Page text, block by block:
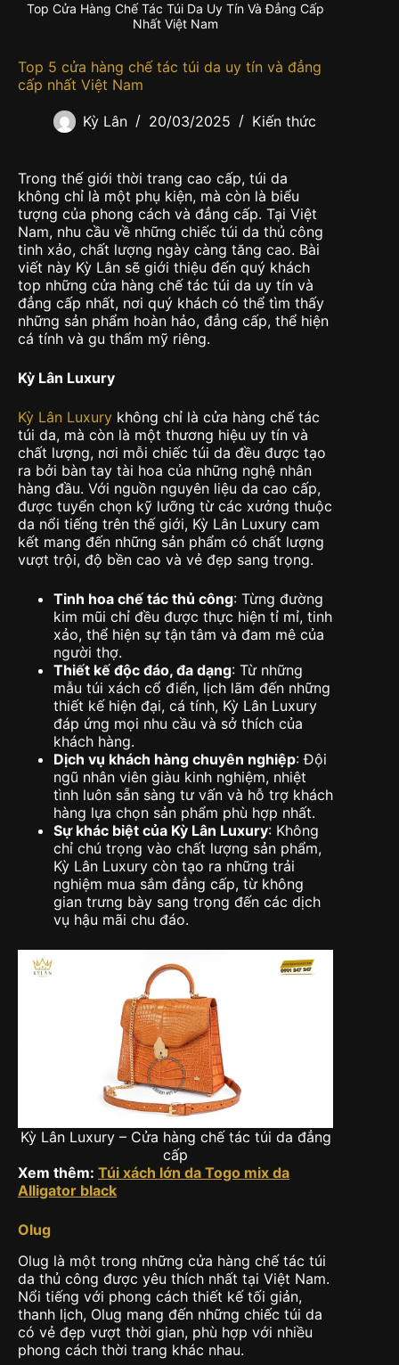
Top Cửa Hàng Chế Tác Túi Da Uy Tín Và Đẳng Cấp
Nhất Việt Nam
Top 5 cửa hàng chế tác túi da uy tín và đẳng
cấp nhất Việt Nam
Kỳ Lân 20/03/2025 Kiến thức
Trong thế giới thời trang cao cấp, túi da
không chỉ là một phụ kiện, mà còn là biểu
tượng của phong cách và đẳng cấp. Tại Việt
Nam, nhu cầu về những chiếc túi da thủ công
tinh xảo, chất lượng ngày càng tăng cao. Bài
viết này Kỳ Lân sẽ giới thiệu đến quý khách
top những cửa hàng chế tác túi da uy tín và
đẳng cấp nhất, nơi quý khách có thể tìm thấy
những sản phẩm hoàn hảo, đẳng cấp, thể hiện
cá tính và gu thẩm mỹ riêng.
Kỳ Lân Luxury
Kỳ Lân Luxury không chỉ là cửa hàng chế tác
túi da, mà còn là một thương hiệu uy tín và
chất lượng, nơi mỗi chiếc túi da đều được tạo
ra bởi bàn tay tài hoa của những nghệ nhân
hàng đầu. Với nguồn nguyên liệu da cao cấp,
được tuyển chọn kỹ lưỡng từ các xưởng thuộc
da nổi tiếng trên thế giới, Kỳ Lân Luxury cam
kết mang đến những sản phẩm có chất lượng
vượt trội, độ bền cao và vẻ đẹp sang trọng.
Tinh hoa chế tác thủ công: Từng đường
kim mũi chỉ đều được thực hiện tỉ mỉ, tinh
xảo, thể hiện sự tận tâm và đam mê của
người thợ.
Thiết kế độc đáo, đa dạng: Từ những
mẫu túi xách cổ điển, lịch lãm đến những
thiết kế hiện đại, cá tính, Kỳ Lân Luxury
đáp ứng mọi nhu cầu và sở thích của
khách hàng.
Dịch vụ khách hàng chuyên nghiệp: Đội
ngũ nhân viên giàu kinh nghiệm, nhiệt
tình luôn sẵn sàng tư vấn và hỗ trợ khách
hàng lựa chọn sản phẩm phù hợp nhất.
Sự khác biệt của Kỳ Lân Luxury: Không
chỉ chú trọng vào chất lượng sản phẩm,
Kỳ Lân Luxury còn tạo ra những trải
nghiệm mua sắm đẳng cấp, từ không
gian trưng bày sang trọng đến các dịch
vụ hậu mãi chu đáo.
Kỳ Lân Luxury – Cửa hàng chế tác túi da đẳng
cấp
Xem thêm: Túi xách lớn da Togo mix da
Alligator black
Olug
Olug là một trong những cửa hàng chế tác túi
da thủ công được yêu thích nhất tại Việt Nam.
Nổi tiếng với phong cách thiết kế tối giản,
thanh lịch, Olug mang đến những chiếc túi da
có vẻ đẹp vượt thời gian, phù hợp với nhiều
phong cách thời trang khác nhau.